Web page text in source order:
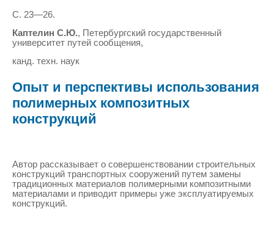
С. 23—26.
Каптелин С.Ю., Петербургский государственный
университет путей сообщения,
канд. техн. наук
Опыт и перспективы использования
полимерных композитных
конструкций
Автор рассказывает о совершенствовании строительных
конструкций транспортных сооружений путем замены
традиционных материалов полимерными композитными
материалами и приводит примеры уже эксплуатируемых
конструкций.